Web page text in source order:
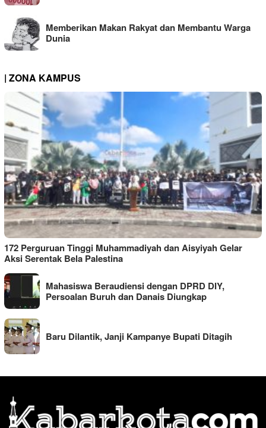
Memberikan Makan Rakyat dan Membantu Warga
Dunia
| ZONA KAMPUS
172 Perguruan Tinggi Muhammadiyah dan Aisyiyah Gelar
Aksi Serentak Bela Palestina
Mahasiswa Beraudiensi dengan DPRD DIY,
Persoalan Buruh dan Danais Diungkap
Baru Dilantik, Janji Kampanye Bupati Ditagih